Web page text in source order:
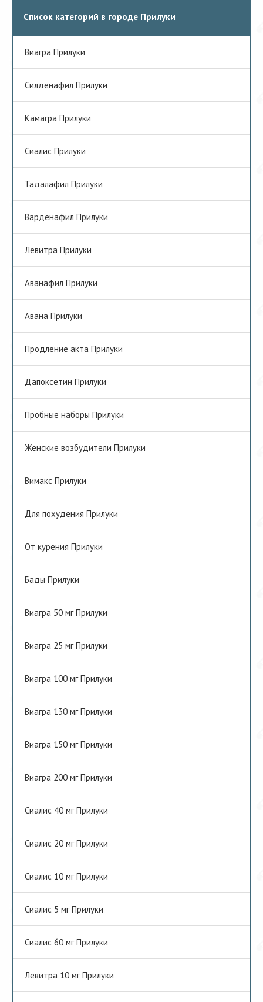
Список категорий в городе Прилуки
Виагра Прилуки
Cилденафил Прилуки
Камагра Прилуки
Сиалис Прилуки
Тадалафил Прилуки
Варденафил Прилуки
Левитра Прилуки
Аванафил Прилуки
Авана Прилуки
Продление акта Прилуки
Дапоксетин Прилуки
Пробные наборы Прилуки
Женские возбудители Прилуки
Вимакс Прилуки
Для похудения Прилуки
От курения Прилуки
Бады Прилуки
Виагра 50 мг Прилуки
Виагра 25 мг Прилуки
Виагра 100 мг Прилуки
Виагра 130 мг Прилуки
Виагра 150 мг Прилуки
Виагра 200 мг Прилуки
Сиалис 40 мг Прилуки
Сиалис 20 мг Прилуки
Сиалис 10 мг Прилуки
Сиалис 5 мг Прилуки
Сиалис 60 мг Прилуки
Левитра 10 мг Прилуки